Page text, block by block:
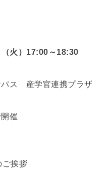
火）17:00～18:30
ス 産学官連携プラザ
催
挨拶